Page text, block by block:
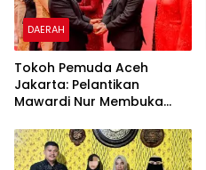
DAERAH
Tokoh Pemuda Aceh
Jakarta: Pelantikan
Mawardi Nur Membuka
Kemajuan Migas Aceh